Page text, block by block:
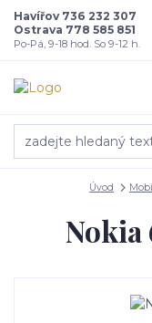
Havířov 736 232 307
Ostrava 778 585 851
Po-Pá, 9-18 hod. So 9-12 h.
Úvod
Nokia